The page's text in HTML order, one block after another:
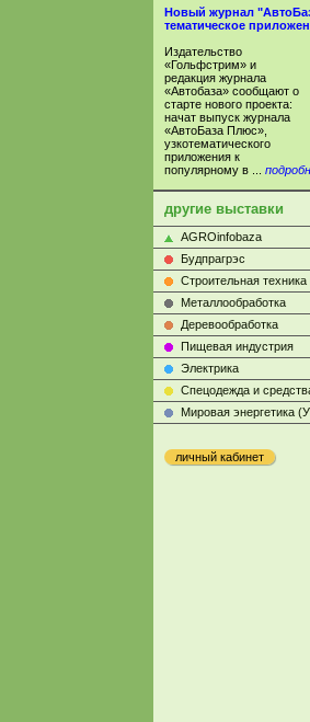
Новый журнал
тематическое
Издательство
«Гольфстрим» и
редакция журнала
«Автобаза» сообщают о
старте нового проекта:
начат выпуск журнала
«АвтоБаза Плюс»,
узкотематического
приложения к
популярному в ...
другие выставки
AGROinfobaza
Будпрагрэс
Строительная
Металлообработка
Деревообработка
Пищевая индустрия
Электрика
Cпецодежда и
Мировая энергетика
личный кабинет